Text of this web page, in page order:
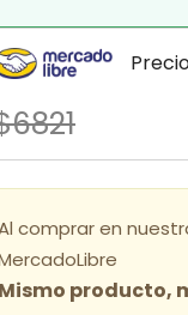
comprar en
Mismo producto,